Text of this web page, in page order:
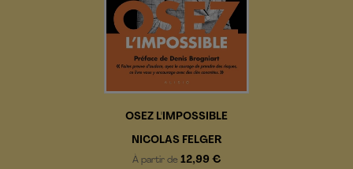
OSEZ L'IMPOSSIBLE
NICOLAS FELGER
À partir de 12,99 €